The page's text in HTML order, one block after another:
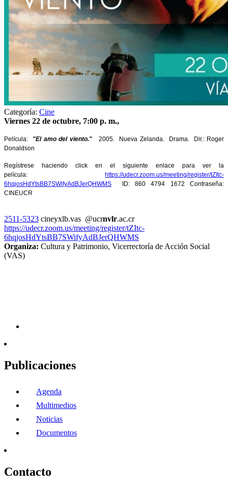
Categoría: Cine
Viernes 22 de octubre, 7:00 p. m.,
Película: "El amo del viento."2005. Nueva Zelanda. Drama. Dir.: Roger
Donaldson
Regístrese haciendo click en el siguiente enlace para ver la
película: https://udecr.zoom.us/meeting/register/tZItc-
6hqjosHdYtsBB7SWifyAdBJerQHWMS ID: 860 4794 1672 Contraseña:
CINEUCR
2511-5323 cineyxlb.vas @ucrnvlr.ac.cr
https://udecr.zoom.us/meeting/register/tZItc-
6hqjosHdYtsBB7SWifyAdBJerQHWMS
Organiza: Cultura y Patrimonio, Vicerrectoría de Acción Social
(VAS)
Publicaciones
Agenda
Multimedios
Noticias
Documentos
Contacto